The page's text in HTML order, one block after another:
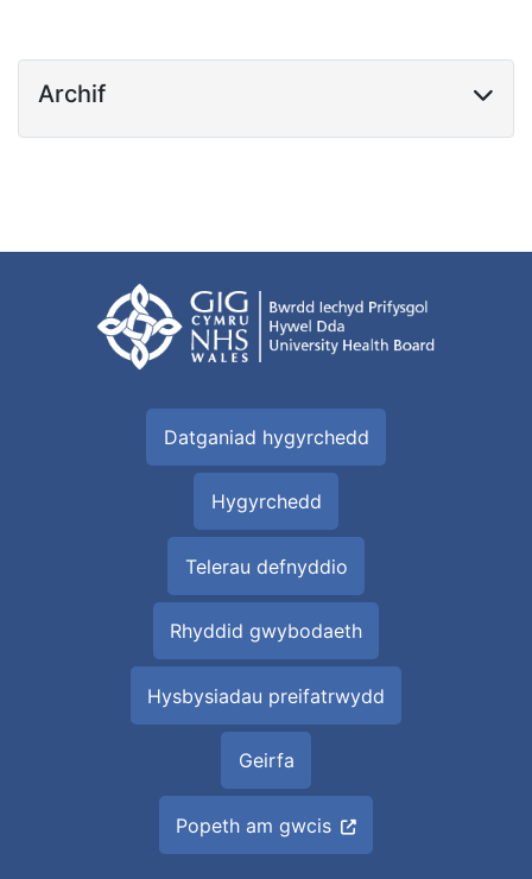
Archif
Datganiad hygyrchedd
Hygyrchedd
Telerau defnyddio
Rhyddid gwybodaeth
Hysbysiadau preifatrwydd
Geirfa
Popeth am gwcis